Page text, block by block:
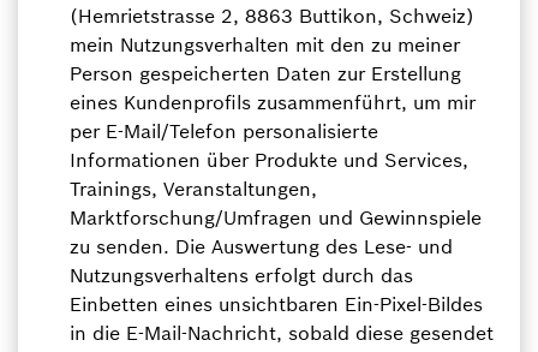
(Hemrietstrasse 2, 8863 Buttikon, Schweiz)
mein Nutzungsverhalten mit den zu meiner
Person gespeicherten Daten zur Erstellung
eines Kundenprofils zusammenführt, um mir
per E-Mail/Telefon personalisierte
Informationen über Produkte und Services,
Trainings, Veranstaltungen,
Marktforschung/Umfragen und Gewinnspiele
zu senden. Die Auswertung des Lese- und
Nutzungsverhaltens erfolgt durch das
Einbetten eines unsichtbaren Ein-Pixel-Bildes
in die E-Mail-Nachricht, sobald diese gesendet